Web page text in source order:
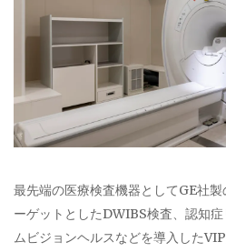
最先端の医療検査機器としてGE社
ーゲットとしたDWIBS検査、認知
ムビジョンヘルスなどを導入した